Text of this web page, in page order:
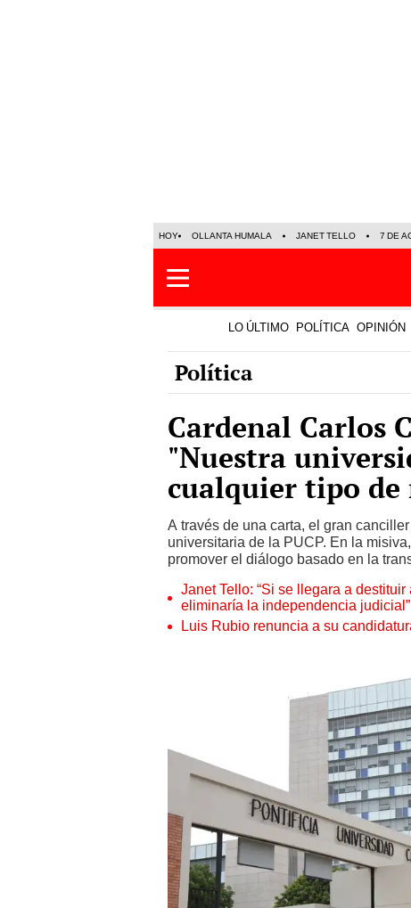
HOY OLLANTA HUMALA JANET TELLO 7 DE
LO ÚLTIMO POLÍTICA OPINIÓN
Política
Cardenal Carlos
"Nuestra
cualquier tipo de
A través de una carta, el gran canciller
universitaria de la PUCP. En la
promover el diálogo basado en la
Janet Tello: “Si se llegara a
eliminaría la independencia judicial”
Luis Rubio renuncia a su